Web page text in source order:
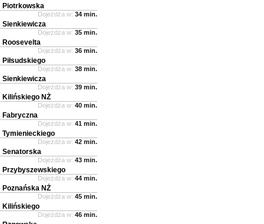
Piotrkowska
Dojeżdża w: 34 min.
Sienkiewicza
Dojeżdża w: 35 min.
Roosevelta
Dojeżdża w: 36 min.
Piłsudskiego
Dojeżdża w: 38 min.
Sienkiewicza
Dojeżdża w: 39 min.
Kilińskiego NŻ
Dojeżdża w: 40 min.
Fabryczna
Dojeżdża w: 41 min.
Tymienieckiego
Dojeżdża w: 42 min.
Senatorska
Dojeżdża w: 43 min.
Przybyszewskiego
Dojeżdża w: 44 min.
Poznańska NŻ
Dojeżdża w: 45 min.
Kilińskiego
Dojeżdża w: 46 min.